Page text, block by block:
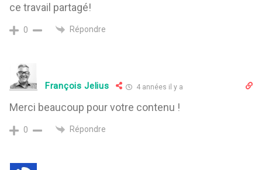
ce travail partagé!
0 Répondre
François Jelius 4 années il y a
Merci beaucoup pour votre contenu !
0 Répondre